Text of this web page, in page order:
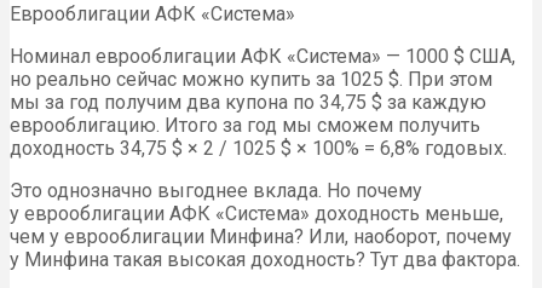
Еврооблигации АФК «Система»
Номинал еврооблигации АФК «Система» — 1000 $ США,
но реально сейчас можно купить за 1025 $. При этом
мы за год получим два купона по 34,75 $ за каждую
еврооблигацию. Итого за год мы сможем получить
доходность 34,75 $ × 2 / 1025 $ × 100% = 6,8% годовых.
Это однозначно выгоднее вклада. Но почему
у еврооблигации АФК «Система» доходность меньше,
чем у еврооблигации Минфина? Или, наоборот, почему
у Минфина такая высокая доходность? Тут два фактора.